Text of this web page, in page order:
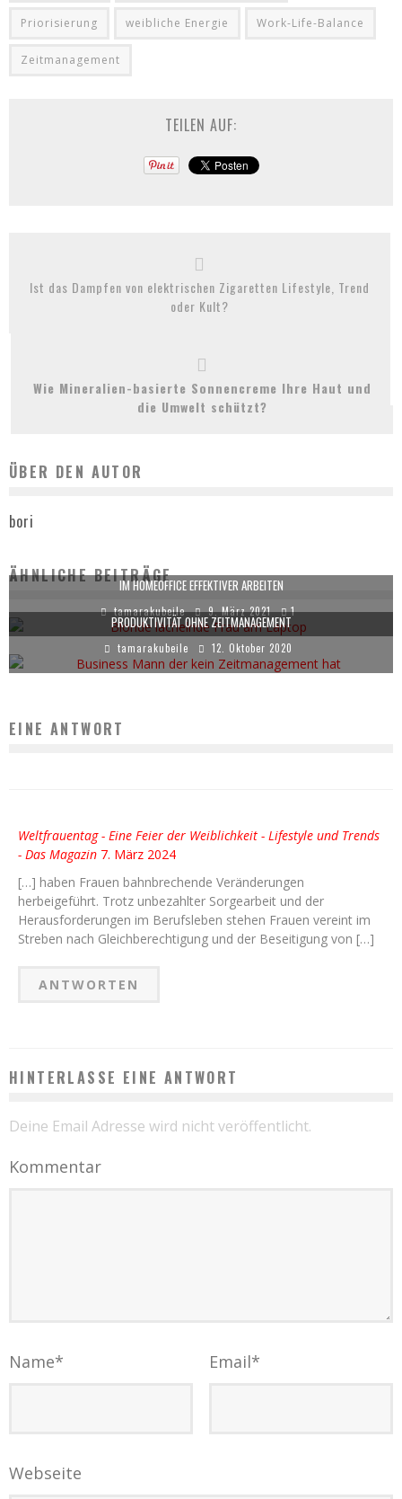
Priorisierung weibliche Energie Work-Life-Balance
Zeitmanagement
TEILEN AUF:
Ist das Dampfen von elektrischen Zigaretten Lifestyle, Trend
oder Kult?
Wie Mineralien-basierte Sonnencreme Ihre Haut und
die Umwelt schützt?
ÜBER DEN AUTOR
bori
ÄHNLICHE BEITRÄGEIM HOMEOFFICE EFFEKTIVER ARBEITEN
tamarakubeile 9. März 2021 1
PRODUKTIVITÄT OHNE ZEITMANAGEMENT
tamarakubeile 12. Oktober 2020
EINE ANTWORT
Weltfrauentag - Eine Feier der Weiblichkeit - Lifestyle und Trends
- Das Magazin 7. März 2024
[…] haben Frauen bahnbrechende Veränderungen
herbeigeführt. Trotz unbezahlter Sorgearbeit und der
Herausforderungen im Berufsleben stehen Frauen vereint im
Streben nach Gleichberechtigung und der Beseitigung von […]
ANTWORTEN
HINTERLASSE EINE ANTWORT
Deine Email Adresse wird nicht veröffentlicht.
Kommentar
Name* Email*
Webseite